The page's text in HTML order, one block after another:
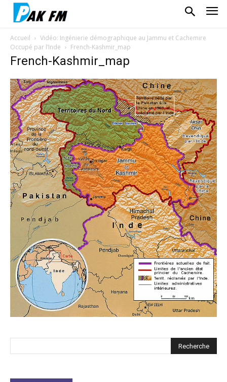
Accueil
Vidéo: Ingénierie démographique au Jammu et Cachemire
Occupé par l’Inde
French-Kashmir_map
French-Kashmir_map